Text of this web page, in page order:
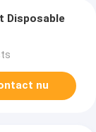
Disposable
nu